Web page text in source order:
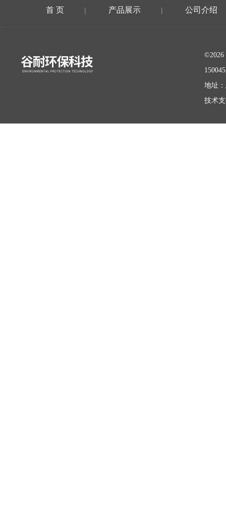
首 页 | 产品展示 | 公司介绍
©2026
地址
技术